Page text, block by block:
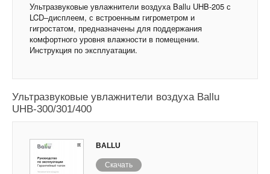
Ультразвуковые увлажнители воздуха Ballu UHB-205 с
LCD–дисплеем, с встроенным гигрометром и
гигростатом, предназначены для поддержания
комфортного уровня влажности в помещении.
Инструкция по эксплуатации.
Ультразвуковые увлажнители воздуха Ballu
UHB-300/301/400
BALLU
Скачать